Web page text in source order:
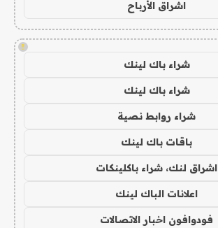
اشراق الأرباح
!
شراء باك لينك
شراء باك لينك
شراء روابط نصية
باقات باك لينك
اشراق لنك، شراء باكلينكات
اعلانات الباك لينك
فودوافون اخبار الاتصالات